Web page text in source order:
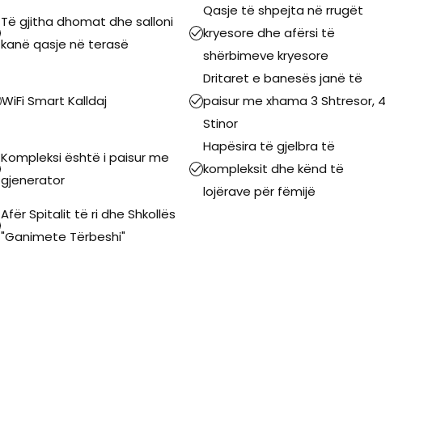
Të gjitha dhomat dhe salloni
kanë qasje në terasë
Qasje të shpejta në rrugët
kryesore dhe afërsi të
shërbimeve kryesore
WiFi Smart Kalldaj
Dritaret e banesës janë të
paisur me xhama 3 Shtresor, 4
Stinor
Kompleksi është i paisur me
gjenerator
Hapësira të gjelbra të
kompleksit dhe kënd të
lojërave për fëmijë
Afër Spitalit të ri dhe Shkollës
"Ganimete Tërbeshi"